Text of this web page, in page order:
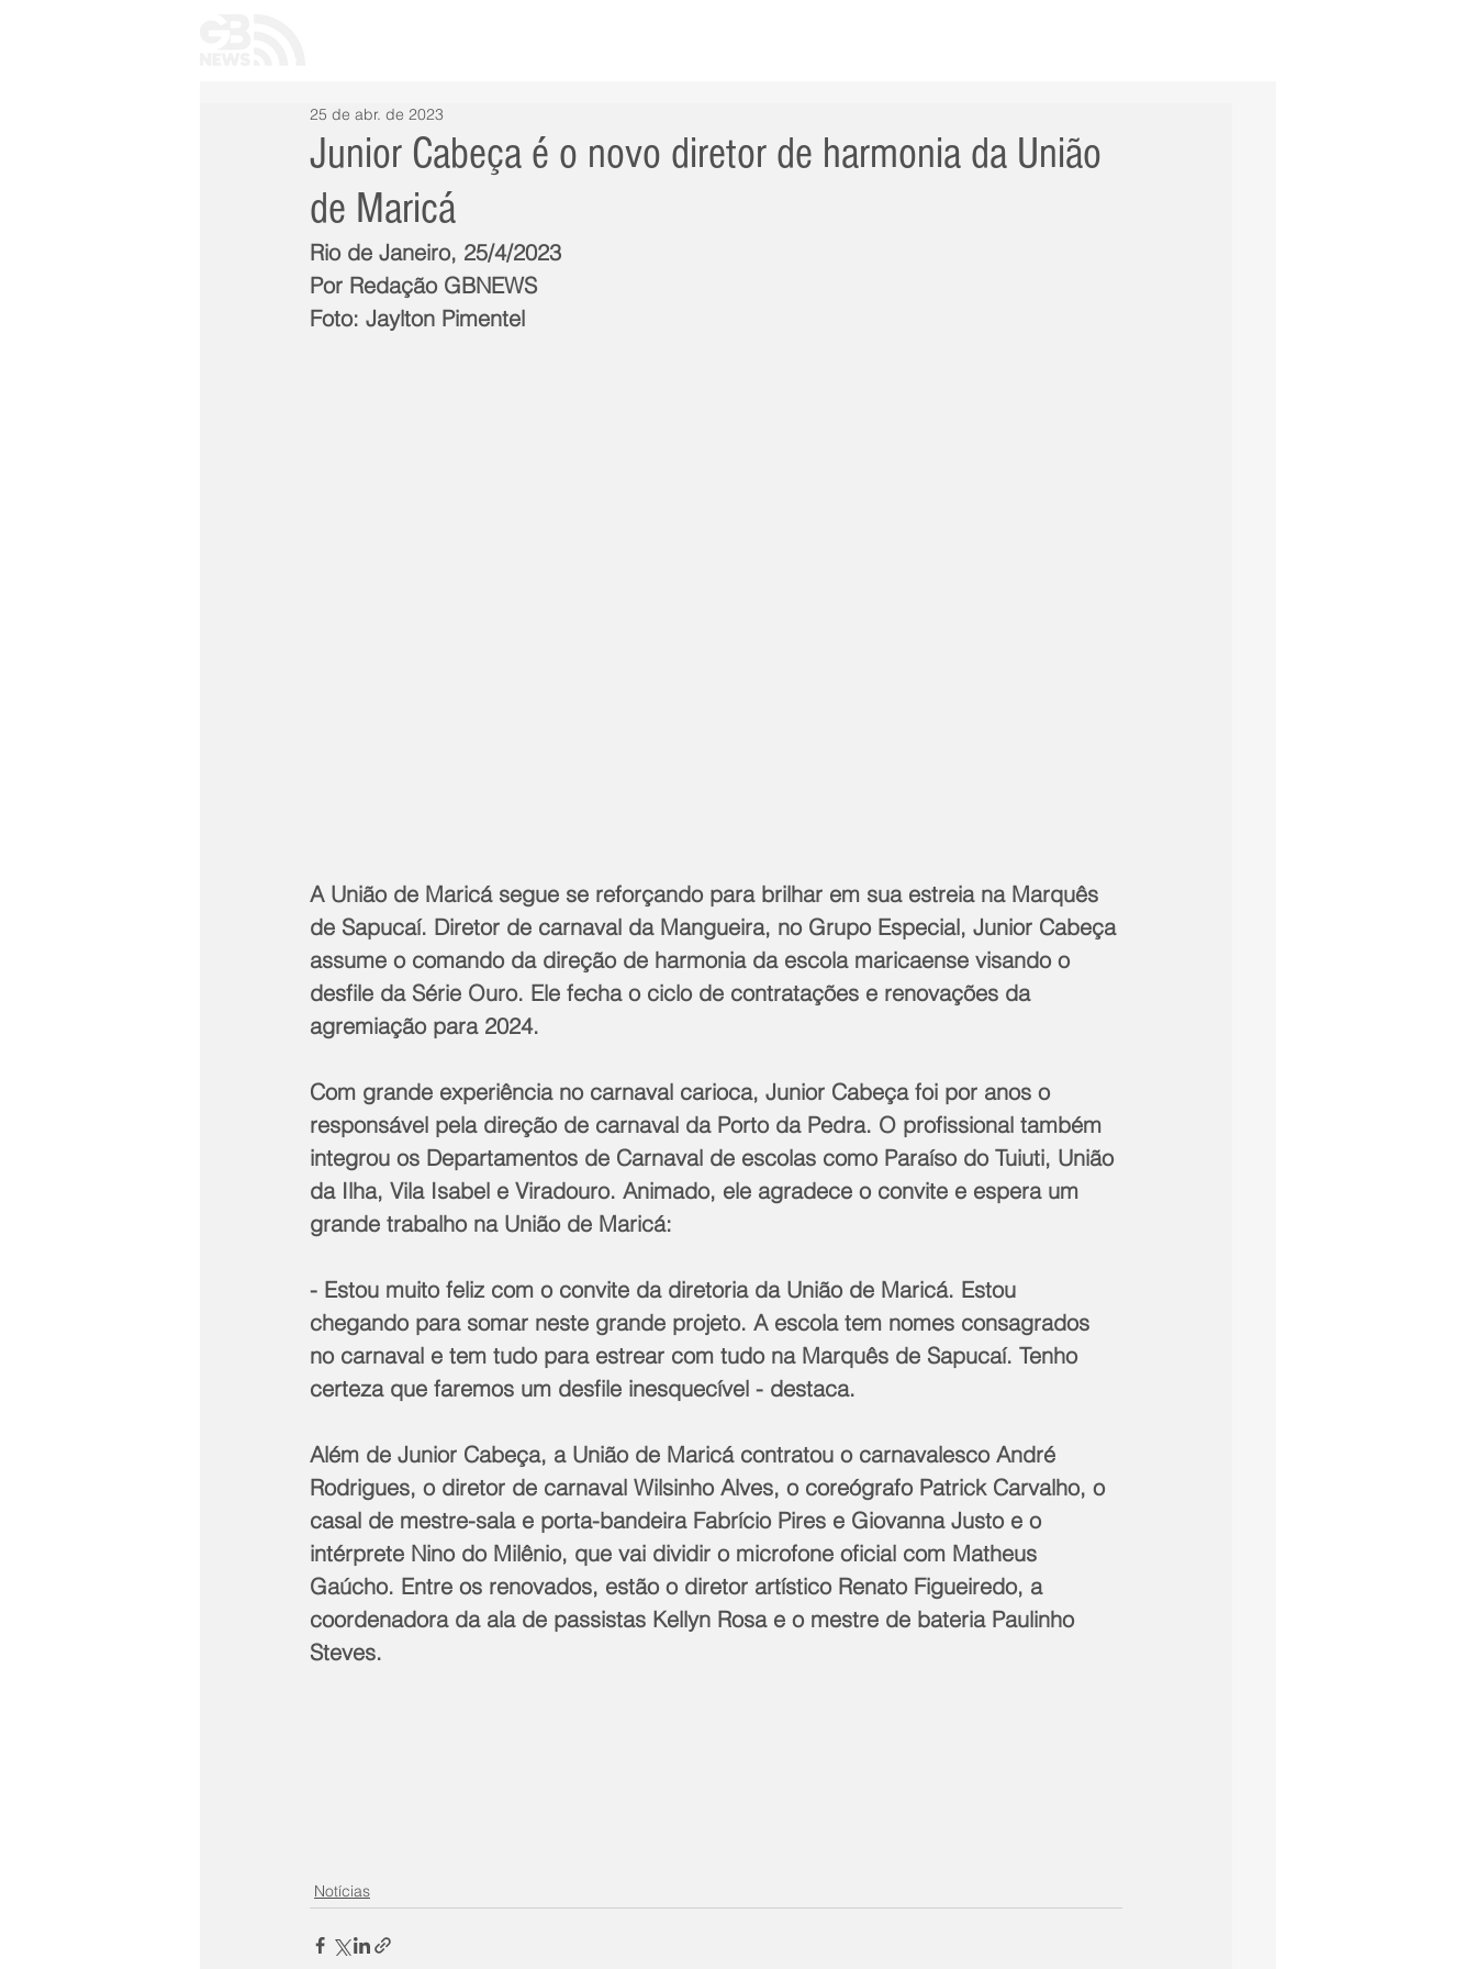
Junior Cabeça é o novo diretor de harmonia da União
de Maricá
25 de abr. de 2023
Rio de Janeiro, 25/4/2023
Por Redação GBNEWS
Foto: Jaylton Pimentel
A União de Maricá segue se reforçando para brilhar em sua estreia na Marquês
de Sapucaí. Diretor de carnaval da Mangueira, no Grupo Especial, Junior Cabeça
assume o comando da direção de harmonia da escola maricaense visando o
desfile da Série Ouro. Ele fecha o ciclo de contratações e renovações da
agremiação para 2024.
Com grande experiência no carnaval carioca, Junior Cabeça foi por anos o
responsável pela direção de carnaval da Porto da Pedra. O profissional também
integrou os Departamentos de Carnaval de escolas como Paraíso do Tuiuti, União
da Ilha, Vila Isabel e Viradouro. Animado, ele agradece o convite e espera um
grande trabalho na União de Maricá:
- Estou muito feliz com o convite da diretoria da União de Maricá. Estou
chegando para somar neste grande projeto. A escola tem nomes consagrados
no carnaval e tem tudo para estrear com tudo na Marquês de Sapucaí. Tenho
certeza que faremos um desfile inesquecível - destaca.
Além de Junior Cabeça, a União de Maricá contratou o carnavalesco André
Rodrigues, o diretor de carnaval Wilsinho Alves, o coreógrafo Patrick Carvalho, o
casal de mestre-sala e porta-bandeira Fabrício Pires e Giovanna Justo e o
intérprete Nino do Milênio, que vai dividir o microfone oficial com Matheus
Gaúcho. Entre os renovados, estão o diretor artístico Renato Figueiredo, a
coordenadora da ala de passistas Kellyn Rosa e o mestre de bateria Paulinho
Steves.
Notícias